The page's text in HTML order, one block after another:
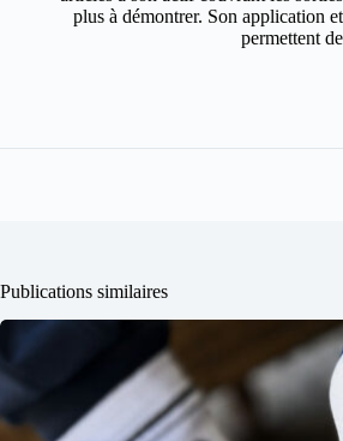
plus à démontrer. Son application
permettent
Publications similaires